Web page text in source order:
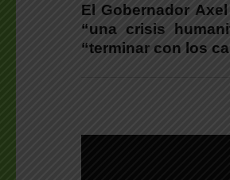
El Gobernador
“una crisis
“terminar con los